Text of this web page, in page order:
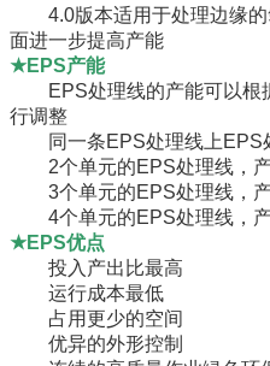
4.0版本适用于处理边缘的
面进一步提高产能
★EPS产能
EPS处理线的产能可以根
行调整
同一条EPS处理线上EPS
2个单元的EPS处理线，产
3个单元的EPS处理线，产
4个单元的EPS处理线，产
★EPS优点
投入产出比最高
运行成本最低
占用更少的空间
优异的外形控制